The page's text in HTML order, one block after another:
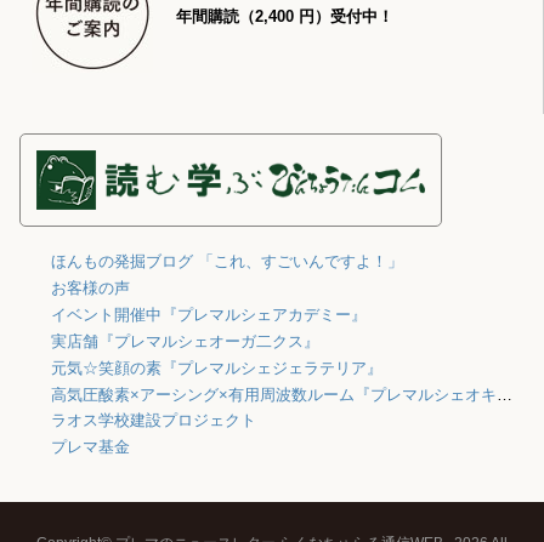
年間購読（2,400 円）受付中！
ほんもの発掘ブログ 「これ、すごいんですよ！」
お客様の声
イベント開催中『プレマルシェアカデミー』
実店舗『プレマルシェオーガ二クス』
元気☆笑顔の素『プレマルシェジェラテリア』
ラオス学校建設プロジェクト
プレマ基金